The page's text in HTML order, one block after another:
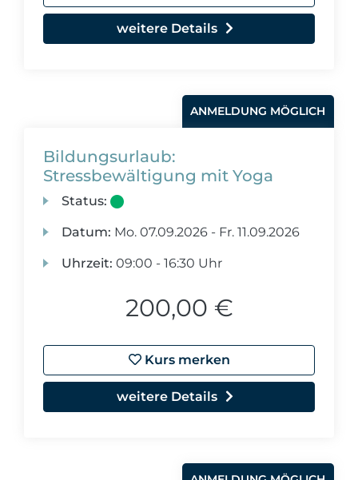
weitere Details
ANMELDUNG MÖGLICH
Bildungsurlaub:
Stressbewältigung mit Yoga
Status:
Datum: Mo. 07.09.2026 - Fr. 11.09.2026
Uhrzeit: 09:00 - 16:30 Uhr
200,00 €
Kurs merken
weitere Details